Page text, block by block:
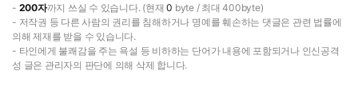
- 200자까지 쓰실 수 있습니다. (현재0 byte / 최대 400byte)
- 저작권 등 다른 사람의 권리를 침해하거나 명예를 훼손하는 댓글은 관련 법률에
의해 제재를 받을 수 있습니다.
- 타인에게 불쾌감을 주는 욕설 등 비하하는 단어가 내용에 포함되거나 인신공격
성 글은 관리자의 판단에 의해 삭제 합니다.